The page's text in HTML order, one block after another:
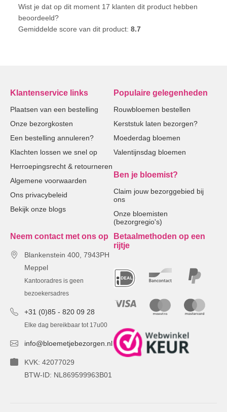
Wist je dat op dit moment 17 klanten dit product hebben
beoordeeld?
Gemiddelde score van dit product:8.7
Klantenservice links
Plaatsen van een bestelling
Onze bezorgkosten
Een bestelling annuleren?
Klachten lossen we snel op
Herroepingsrecht & retourneren
Algemene voorwaarden
Ons privacybeleid
Bekijk onze blogs
Populaire gelegenheden
Rouwbloemen bestellen
Kerststuk laten bezorgen?
Moederdag bloemen
Valentijnsdag bloemen
Ben je bloemist?
Claim jouw bezorggebied bij
ons
Onze bloemisten
(bezorgregio's)
Neem contact met ons op
Blankenstein 400, 7943PH
Meppel
Kantooradres is geen
bezoekersadres
+31 (0)85 - 820 09 28
Elke dag bereikbaar tot 17u00
info@bloemetjebezorgen.nl
KVK: 42077029
BTW-ID: NL869599963B01
Betaalmethoden op een
rijtje